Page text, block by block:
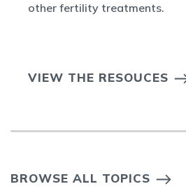
other fertility treatments.
VIEW THE RESOUCES
BROWSE ALL TOPICS